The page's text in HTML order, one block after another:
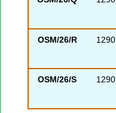
OSM/26/R 1290
OSM/26/S 1290